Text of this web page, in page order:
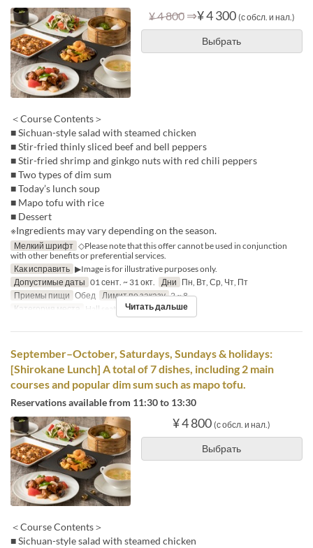
¥ 4 800 ⇒¥ 4 300 (с обсл. и нал.)
Выбрать
＜Course Contents＞
■ Sichuan-style salad with steamed chicken
■ Stir-fried thinly sliced beef and bell peppers
■ Stir-fried shrimp and ginkgo nuts with red chili peppers
■ Two types of dim sum
■ Today’s lunch soup
■ Mapo tofu with rice
■ Dessert
※Ingredients may vary depending on the season.
Мелкий шрифт ◇Please note that this offer cannot be used in conjunction
with other benefits or preferential services.
Как исправить ▶Image is for illustrative purposes only.
Допустимые даты 01 сент. ~ 31 окт. Дни Пн, Вт, Ср, Чт, Пт
Приемы пищи Обед Лимит по заказу 2 ~ 8
Категория места
Hall seats Читать дальше
September–October, Saturdays, Sundays & holidays:
[Shirokane Lunch] A total of 7 dishes, including 2 main
courses and popular dim sum such as mapo tofu.
Reservations available from 11:30 to 13:30
¥ 4 800 (с обсл. и нал.)
Выбрать
＜Course Contents＞
■ Sichuan-style salad with steamed chicken